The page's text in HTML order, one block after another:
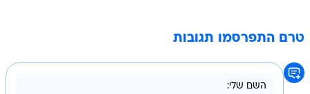
טרם התפרסמו תגובות